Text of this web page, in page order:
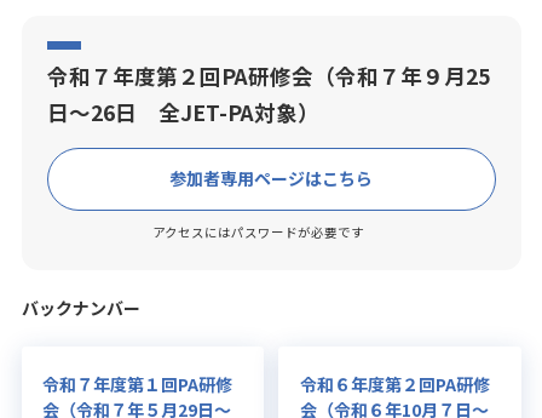
令和７年度第２回PA研修会（令和７年９月25
日～26日 全JET-PA対象）
参加者専用ページはこちら
アクセスにはパスワードが必要です
バックナンバー
令和７年度第１回PA研修
会（令和７年５月29日～
令和６年度第２回PA研修
会（令和６年10月７日～